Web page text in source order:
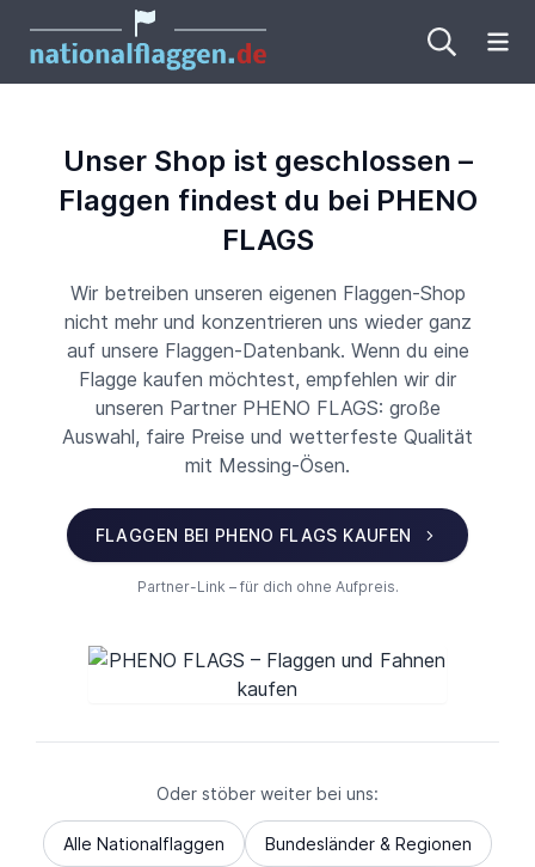
Unser Shop ist geschlossen –
Flaggen findest du bei PHENO
FLAGS
Wir betreiben unseren eigenen Flaggen-Shop
nicht mehr und konzentrieren uns wieder ganz
auf unsere Flaggen-Datenbank. Wenn du eine
Flagge kaufen möchtest, empfehlen wir dir
unseren Partner PHENO FLAGS: große
Auswahl, faire Preise und wetterfeste Qualität
mit Messing-Ösen.
FLAGGEN BEI PHENO FLAGS KAUFEN
Partner-Link – für dich ohne Aufpreis.
Oder stöber weiter bei uns:
Alle Nationalflaggen Bundesländer & Regionen